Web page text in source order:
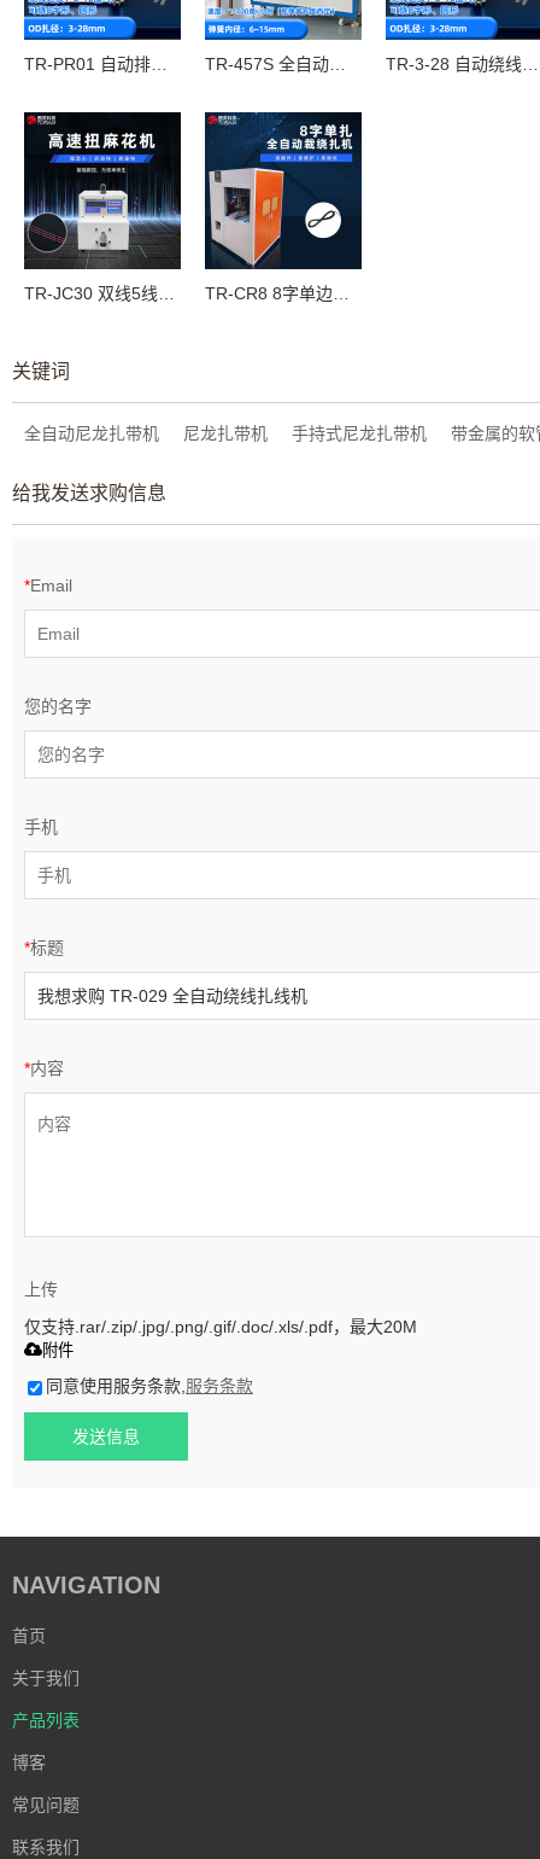
关键词
全自动尼龙扎带机 尼龙扎带机 手持式尼龙扎带机 带金属的软
给我发送求购信息
*Email
您的名字
手机
*标题
*内容
上传
仅支持.rar/.zip/.jpg/.png/.gif/.doc/.xls/.pdf，最大20M
附件
同意使用服务条款, 服务条款
发送信息
NAVIGATION
首页
关于我们
产品列表
博客
常见问题
联系我们